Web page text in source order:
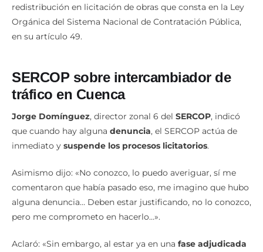
redistribución en licitación de obras que consta en la Ley
Orgánica del Sistema Nacional de Contratación Pública,
en su artículo 49.
SERCOP sobre intercambiador de
tráfico en Cuenca
Jorge Domínguez, director zonal 6 del SERCOP, indicó
que cuando hay alguna denuncia, el SERCOP actúa de
inmediato y suspende los procesos licitatorios.
Asimismo dijo: «No conozco, lo puedo averiguar, sí me
comentaron que había pasado eso, me imagino que hubo
alguna denuncia… Deben estar justificando, no lo conozco,
pero me comprometo en hacerlo…».
Aclaró: «Sin embargo, al estar ya en una fase adjudicada